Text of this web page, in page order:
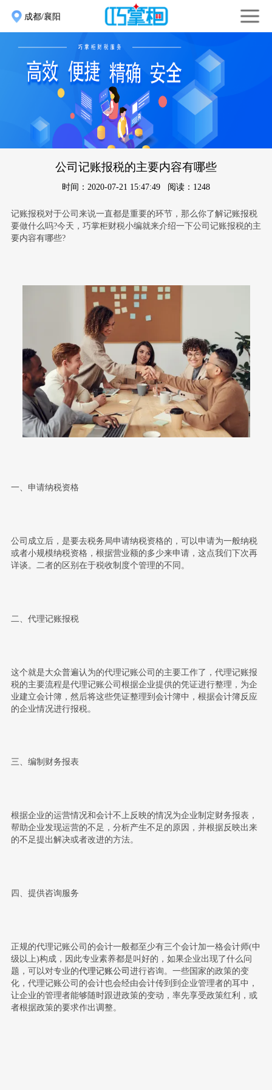
成都/襄阳
公司记账报税的主要内容有哪些
时间：2020-07-21 15:47:49 阅读：1248
记账报税对于公司来说一直都是重要的环节，那么你了解记账报税
要做什么吗?今天，巧掌柜财税小编就来介绍一下公司记账报税的主
要内容有哪些?
一、申请纳税资格
公司成立后，是要去税务局申请纳税资格的，可以申请为一般纳税
或者小规模纳税资格，根据营业额的多少来申请，这点我们下次再
详谈。二者的区别在于税收制度个管理的不同。
二、代理记账报税
这个就是大众普遍认为的代理记账公司的主要工作了，代理记账报
税的主要流程是代理记账公司根据企业提供的凭证进行整理，为企
业建立会计簿，然后将这些凭证整理到会计簿中，根据会计簿反应
的企业情况进行报税。
三、编制财务报表
根据企业的运营情况和会计不上反映的情况为企业制定财务报表，
帮助企业发现运营的不足，分析产生不足的原因，并根据反映出来
的不足提出解决或者改进的方法。
四、提供咨询服务
正规的代理记账公司的会计一般都至少有三个会计加一格会计师(中
级以上)构成，因此专业素养都是叫好的，如果企业出现了什么问
题，可以对专业的代理记账公司进行咨询。一些国家的政策的变
化，代理记账公司的会计也会经由会计传到到企业管理者的耳中，
让企业的管理者能够随时跟进政策的变动，率先享受政策红利，或
者根据政策的要求作出调整。